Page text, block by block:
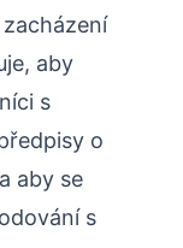
aby
s
o
aby se
s